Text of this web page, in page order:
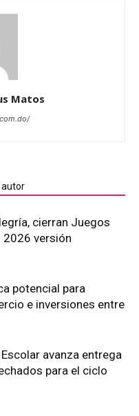
Matos
autor
cierran Juegos
2026 versión
potencial para
e inversiones entre
avanza entrega
para el ciclo